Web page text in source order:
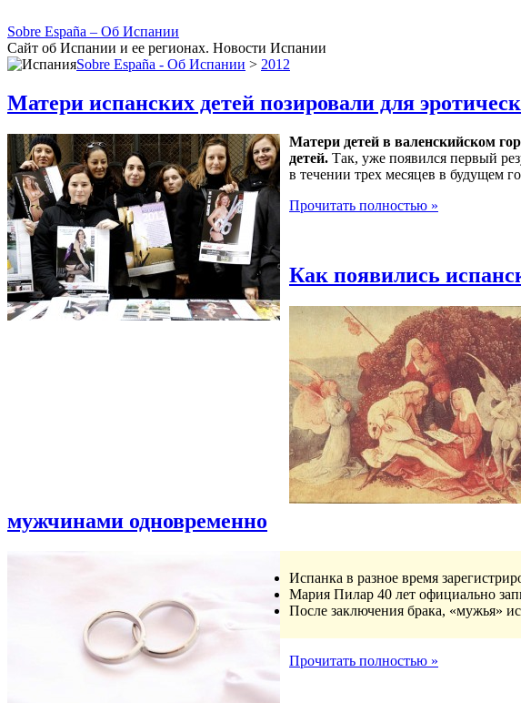
Sobre España – Об Испании
Сайт об Испании и ее регионах. Новости Испании
Sobre España - Об Испании > 2012
Матери испанских детей позировали для
Матери детей в валенскийском
детей. Так, уже появился первый
в течении трех месяцев в будущем
Прочитать полностью »
Как появились
мужчинами одновременно
Испанка в разное время
Мария Пилар 40 лет официально
После заключения брака, «мужья»
Прочитать полностью »